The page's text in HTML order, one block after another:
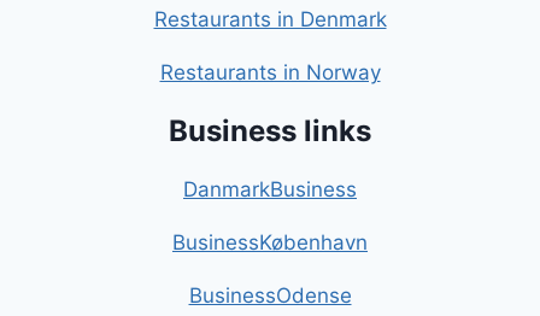
Restaurants in Denmark
Restaurants in Norway
Business links
DanmarkBusiness
BusinessKøbenhavn
BusinessOdense